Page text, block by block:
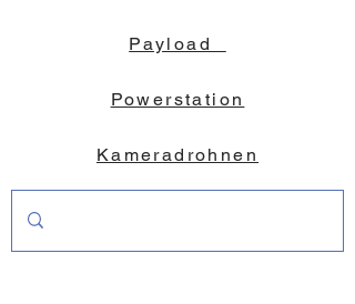
Payload
Powerstation
Kameradrohnen